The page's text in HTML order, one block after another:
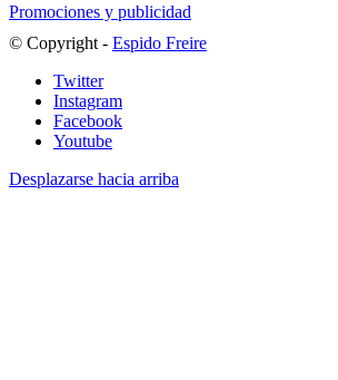
Promociones y publicidad
© Copyright - Espido Freire
Twitter
Instagram
Facebook
Youtube
Desplazarse hacia arriba